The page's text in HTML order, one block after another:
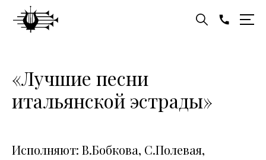
«Лучшие песни
итальянской эстрады»
Исполняют: В.Бобкова, С.Полевая,